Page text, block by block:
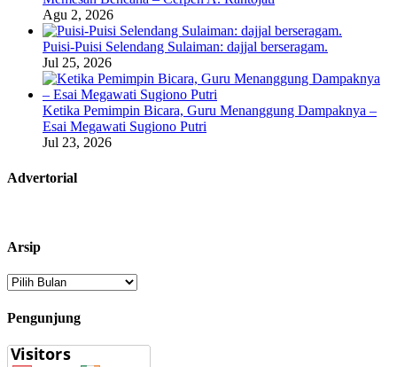
Agu 2, 2026
Puisi-Puisi Selendang Sulaiman: dajjal berseragam.
Jul 25, 2026
Ketika Pemimpin Bicara, Guru Menanggung Dampaknya –
Esai Megawati Sugiono Putri
Jul 23, 2026
Advertorial
Arsip
Arsip
Pengunjung